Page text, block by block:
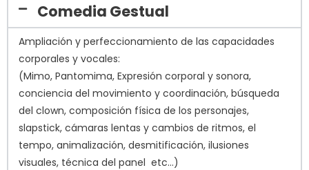
Comedia Gestual
Ampliación y perfeccionamiento de las capacidades
corporales y vocales:
(Mimo, Pantomima, Expresión corporal y sonora,
conciencia del movimiento y coordinación, búsqueda
del clown, composición física de los personajes,
slapstick, cámaras lentas y cambios de ritmos, el
tempo, animalización, desmitificación, ilusiones
visuales, técnica del panel etc…)